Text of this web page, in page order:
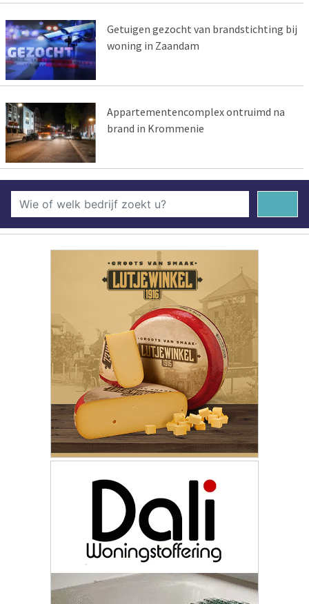
Getuigen gezocht van brandstichting bij
woning in Zaandam
Appartementencomplex ontruimd na
brand in Krommenie